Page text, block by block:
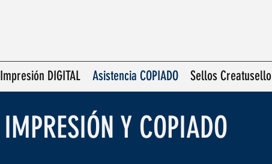
Impresión DIGITAL Asistencia COPIADO Sellos Creatusello
IMPRESIÓN Y COPIADO